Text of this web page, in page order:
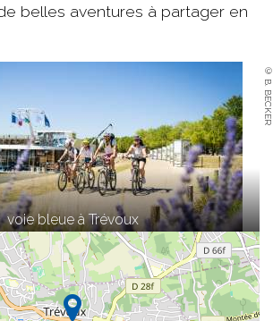
belles aventures à partager en
© B. BECKER
voie bleue à Trévoux